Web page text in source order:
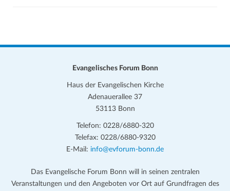
Evangelisches Forum Bonn
Haus der Evangelischen Kirche
Adenauerallee 37
53113 Bonn
Telefon: 0228/6880-320
Telefax: 0228/6880-9320
E-Mail: info@evforum-bonn.de
Das Evangelische Forum Bonn will in seinen zentralen
Veranstaltungen und den Angeboten vor Ort auf Grundfragen des